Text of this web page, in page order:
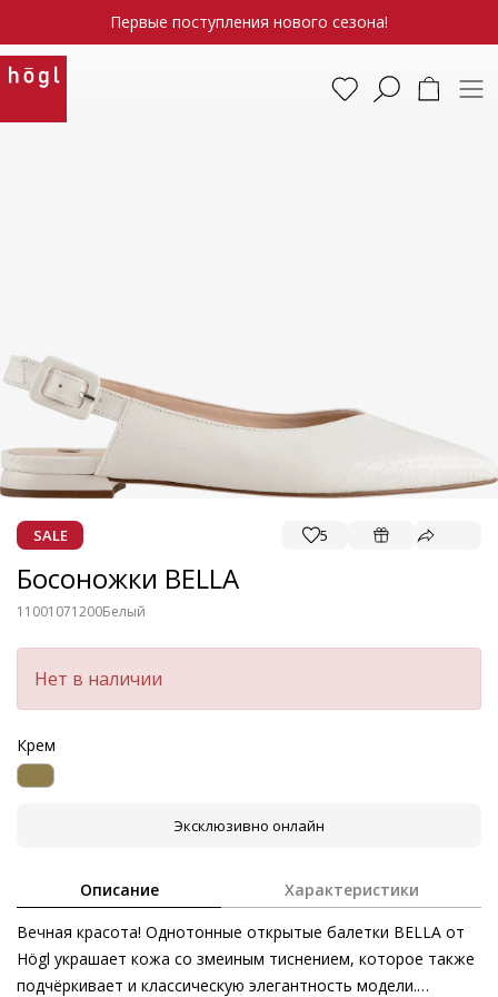
Первые поступления нового сезона!
SALE 5
Босоножки BELLA
11001071200Белый
Нет в наличии
Крем
Эксклюзивно онлайн
Описание Характеристики
Вечная красота! Однотонные открытые балетки BELLA от
Högl украшает кожа со змеиным тиснением, которое также
подчёркивает и классическую элегантность модели.